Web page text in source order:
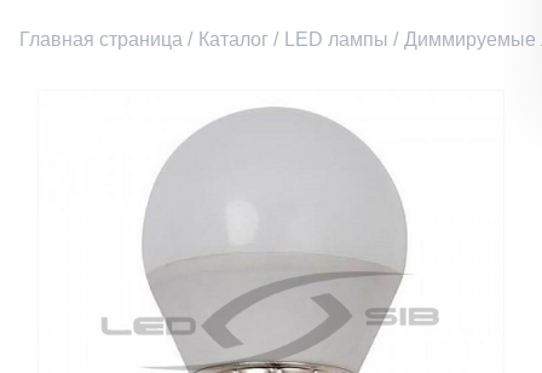
Главная страница / Каталог / LED лампы / Диммируемые